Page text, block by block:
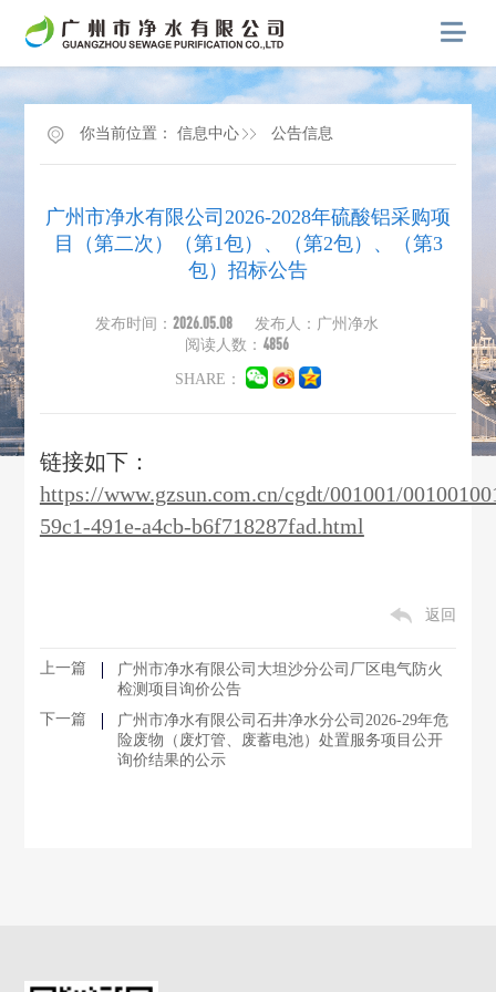
你当前位置： 信息中心 公告信息
广州市净水有限公司2026-2028年硫酸铝采购项
目（第二次）（第1包）、（第2包）、（第3
包）招标公告
发布时间： 2026.05.08
发布人：广州净水
阅读人数： 4856
SHARE：
链接如下：
https://www.gzsun.com.cn/cgdt/001001/
59c1-491e-a4cb-b6f718287fad.html
返回
上一篇
广州市净水有限公司大坦沙分公司厂区电气防火
检测项目询价公告
下一篇
广州市净水有限公司石井净水分公司2026-29年危
险废物（废灯管、废蓄电池）处置服务项目公开
询价结果的公示